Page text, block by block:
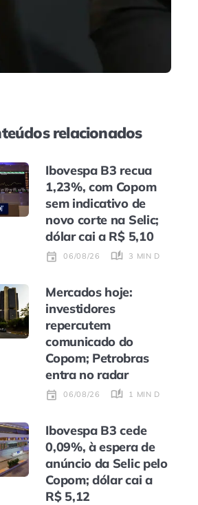
relacionados
Ibovespa B3 recua
1,23%, com Copom
sem indicativo de
novo corte na Selic;
dólar cai a R$ 5,10
06/08/26 3 MIN DE LEITURA
Mercados hoje:
investidores
repercutem
comunicado do
Copom; Petrobras
entra no radar
06/08/26 1 MIN DE LEITURA
Ibovespa B3 cede
0,09%, à espera de
anúncio da Selic pelo
Copom; dólar cai a
R$ 5,12